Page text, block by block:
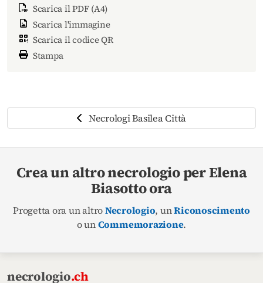
Scarica il PDF (A4)
Scarica l'immagine
Scarica il codice QR
Stampa
Necrologi Basilea Città
Crea un altro necrologio per Elena
Biasotto ora
Progetta ora un altroNecrologio, unRiconoscimento
o unCommemorazione.
necrologio.ch